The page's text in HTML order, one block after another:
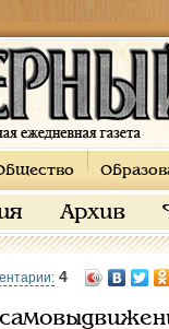
Архив
4